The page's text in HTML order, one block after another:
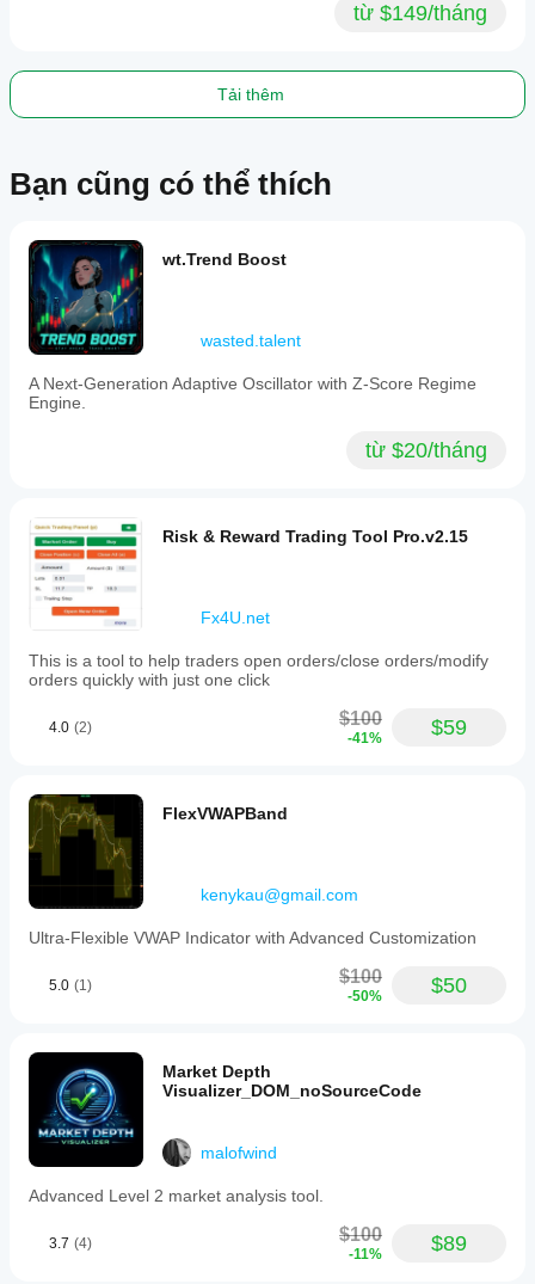
It
including
Forex,
and
cryptocurrencies,
and
is
suitable
for
strategies
as
scalping
từ $149/tháng
Tải thêm
Bạn cũng có thể thích
wt.Trend Boost
wasted.talent
A Next-Generation Adaptive Oscillator with Z-Score Regime
Engine.
từ $20/tháng
Risk & Reward Trading Tool Pro.v2.15
Fx4U.net
This is a tool to help traders open orders/close orders/modify
orders quickly with just one click
4.0 (2) $100
-41% $59
FlexVWAPBand
kenykau@gmail.com
Ultra-Flexible VWAP Indicator with Advanced Customization
5.0 (1) $100
-50% $50
Market Depth
Visualizer_DOM_noSourceCode
malofwind
Advanced Level 2 market analysis tool.
3.7 (4) $100
-11% $89